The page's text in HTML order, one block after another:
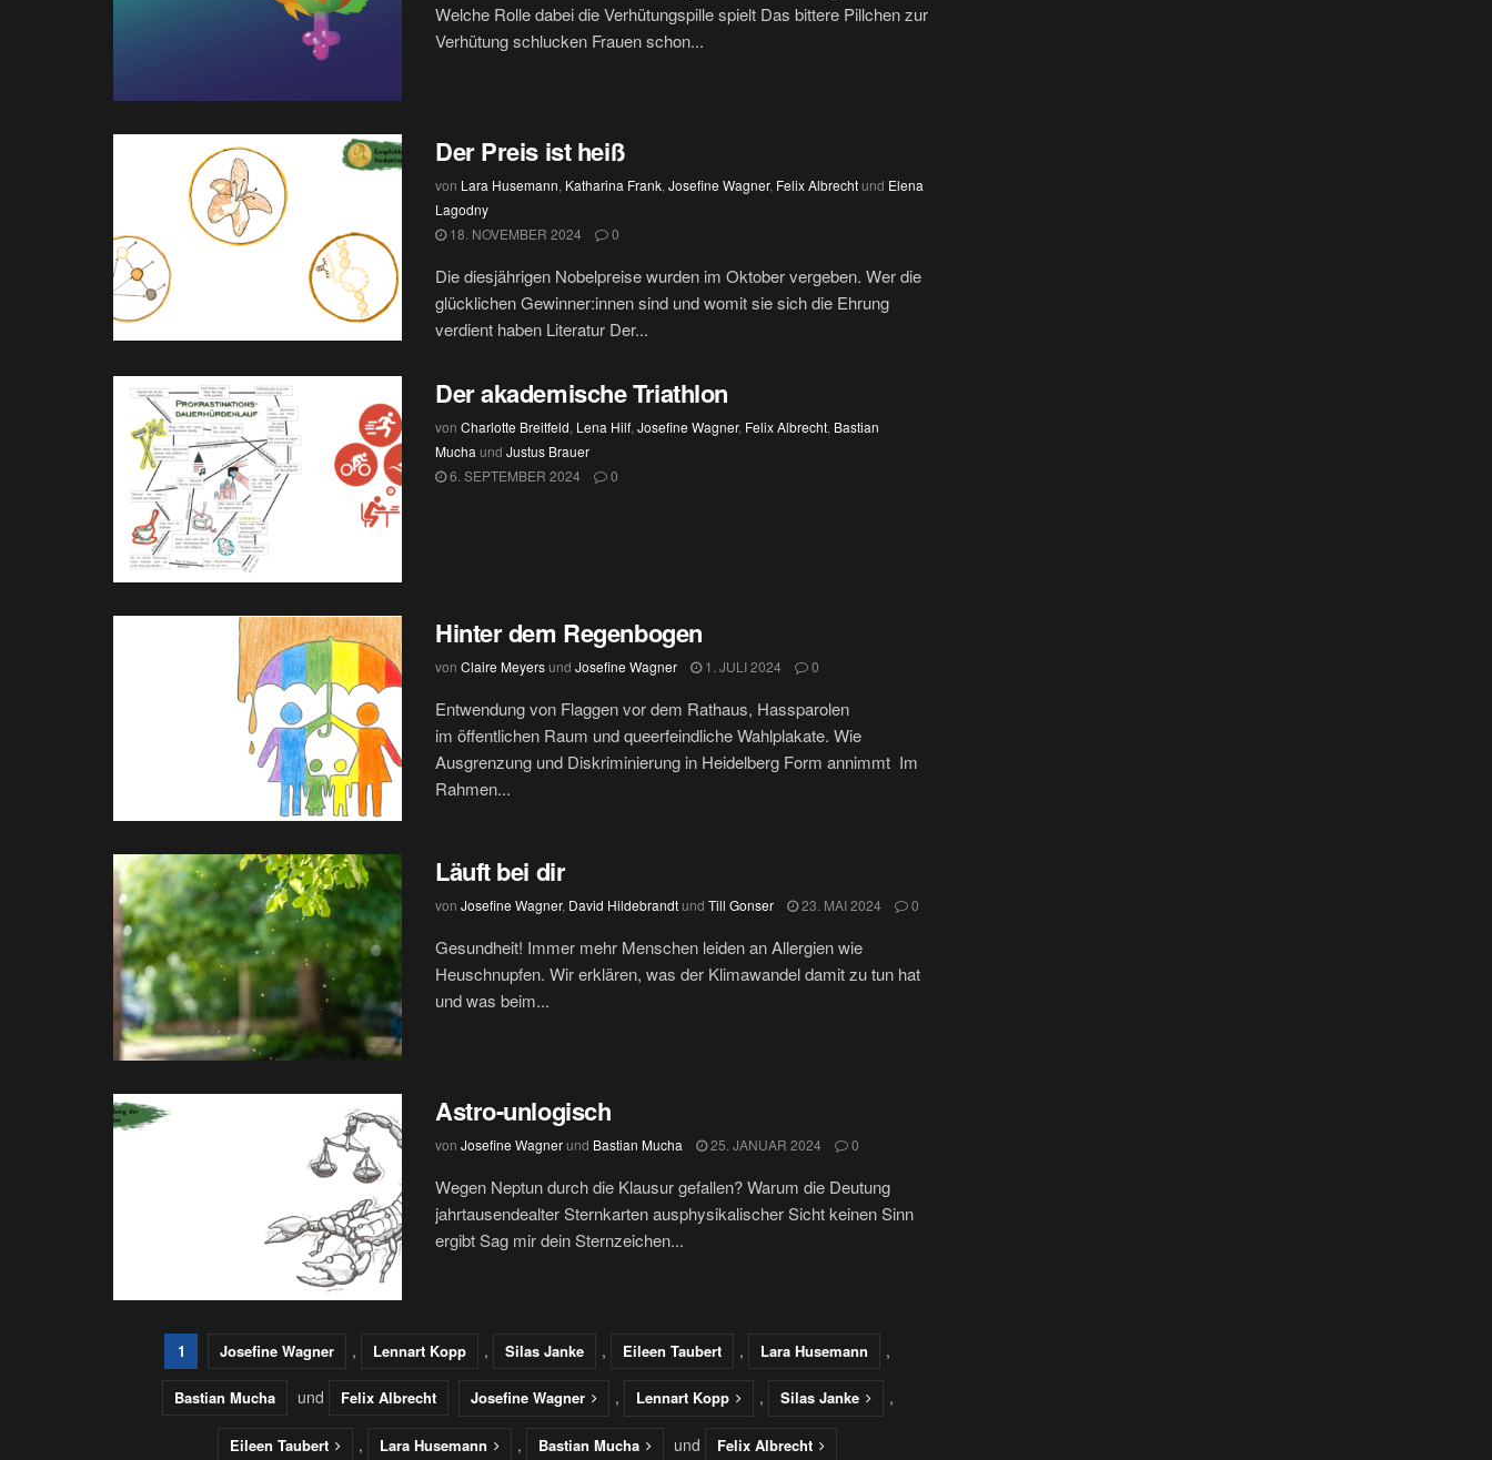
Welche Rolle dabei die Verhütungspille spielt Das bittere Pillchen zur
Verhütung schlucken Frauen schon...
Der Preis ist heiß
von Lara Husemann, Katharina Frank, Josefine Wagner, Felix Albrechtund Elena
Lagodny
18. NOVEMBER 2024
0
Die diesjährigen Nobelpreise wurden im Oktober vergeben. Wer die
glücklichen Gewinner:innen sind und womit sie sich die Ehrung
verdient haben Literatur Der...
Der akademische Triathlon
von Charlotte Breitfeld, Lena Hilf, Josefine Wagner, Felix Albrecht, Bastian
Mucha und Justus Brauer
6. SEPTEMBER 2024
0
Hinter dem Regenbogen
von Claire Meyersund Josefine Wagner 1. JULI 2024 0
Entwendung von Flaggen vor dem Rathaus, Hassparolen
im öffentlichen Raum und queerfeindliche Wahlplakate. Wie
Ausgrenzung und Diskriminierung in Heidelberg Form annimmt Im
Rahmen...
Läuft bei dir
von Josefine Wagner, David Hildebrandtund Till Gonser 23. MAI 2024 0
Gesundheit! Immer mehr Menschen leiden an Allergien wie
Heuschnupfen. Wir erklären, was der Klimawandel damit zu tun hat
und was beim...
Astro-unlogisch
von Josefine Wagnerund Bastian Mucha 25. JANUAR 2024 0
Wegen Neptun durch die Klausur gefallen? Warum die Deutung
jahrtausendealter Sternkarten ausphysikalischer Sicht keinen Sinn
ergibt Sag mir dein Sternzeichen...
1 Josefine Wagner , Lennart Kopp , Silas Janke , Eileen Taubert , Lara Husemann ,
Bastian Mucha und Felix Albrecht Josefine Wagner , Lennart Kopp , Silas Janke ,
Eileen Taubert , Lara Husemann , Bastian Mucha und Felix Albrecht